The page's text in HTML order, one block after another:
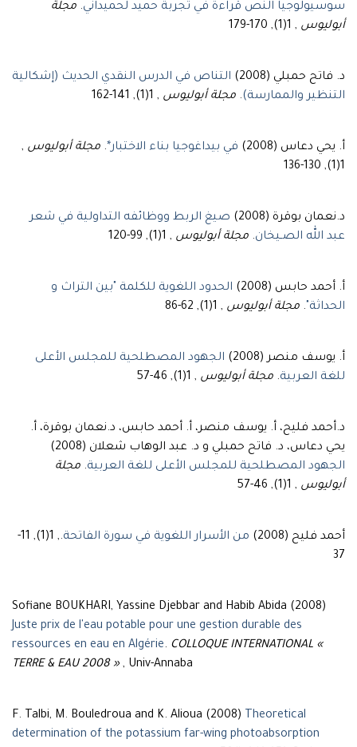
سوسيولوجيا النص قراءة في تجربة حميد لحميداني. مجلة
أبوليوس , 1(1), 170-179
د. فاتح حمبلي (2008)
التناص في الدرس النقدي الحديث (إشكالية
التنظير والممارسة). مجلة أبوليوس , 1(1), 141-162
أ. يحي دعاس (2008) في بيداغوجيا بناء الاختبار*. مجلة أبوليوس ,
1(1), 130-136
د.نعمان بوقرة (2008)
صيغ الربط ووظائفه التداولية في شعر
عبد الله الصـيخان. مجلة أبوليوس , 1(1), 99-120
أ. أحمد حابس (2008)
الحدود اللغوية للكلمة "بين التراث و
الحداثة" . مجلة أبوليوس , 1(1), 62-86
أ. يوسف منصر (2008)
الجهود المصطلحية للمجلس الأعلى
للغة العربية. مجلة أبوليوس , 1(1), 46-57
د.أحمد فليح، أ. يوسف منصر، أ. أحمد حابس، د.نعمان بوقرة، أ.
يحي دعاس، د. فاتح حمبلي و د. عبد الوهاب شعلان (2008)
الجهود المصطلحية للمجلس الأعلى للغة العربية. مجلة
أبوليوس , 1(1), 46-57
أحمد فليح (2008) من الأسرار اللغوية في سورة الفاتحة
., 1(1), 11-
37
Sofiane BOUKHARI, Yassine Djebbar and Habib Abida (2008)
Juste prix de l'eau potable pour une gestion durable des
ressources en eau en Algérie. COLLOQUE INTERNATIONAL «
TERRE & EAU 2008 » , Univ-Annaba
F. Talbi, M. Bouledroua and K. Alioua (2008) Theoretical
determination of the potassium far-wing photoabsorption